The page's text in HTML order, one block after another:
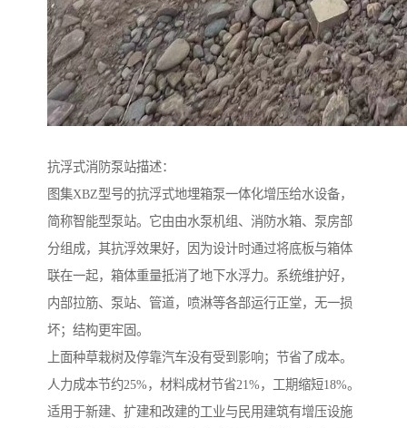
抗浮式消防泵站描述：
图集XBZ型号的抗浮式地埋箱泵一体化增压给水设备，
简称智能型泵站。它由由水泵机组、消防水箱、泵房部
分组成，其抗浮效果好，因为设计时通过将底板与箱体
联在一起，箱体重量抵消了地下水浮力。系统维护好，
内部拉筋、泵站、管道，喷淋等各部运行正堂，无一损
坏；结构更牢固。
上面种草栽树及停靠汽车没有受到影响；节省了成本。
人力成本节约25%，材料成材节省21%，工期缩短18%。
适用于新建、扩建和改建的工业与民用建筑有增压设施